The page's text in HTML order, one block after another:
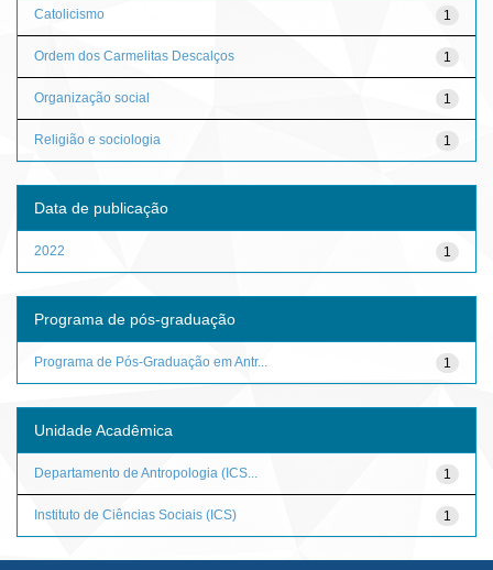
1
Catolicismo
1
Ordem dos Carmelitas Descalços
1
Organização social
1
Religião e sociologia
Data de publicação
1
2022
Programa de pós-graduação
1
Programa de Pós-Graduação em Antr...
Unidade Acadêmica
1
Departamento de Antropologia (ICS...
1
Instituto de Ciências Sociais (ICS)